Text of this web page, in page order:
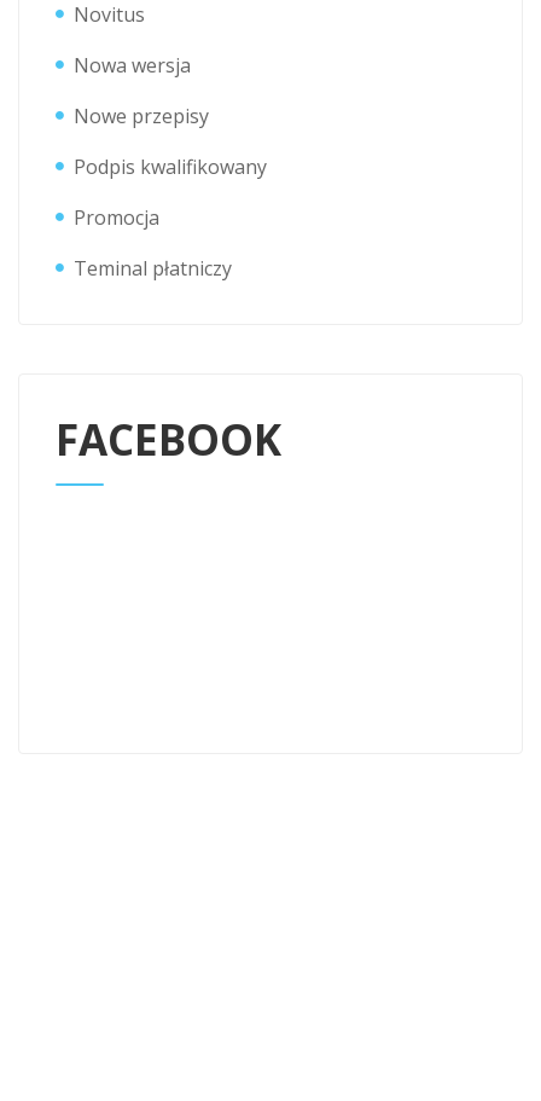
Novitus
Nowa wersja
Nowe przepisy
Podpis kwalifikowany
Promocja
Teminal płatniczy
FACEBOOK